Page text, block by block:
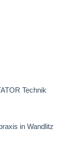
Technik
in Wandlitz